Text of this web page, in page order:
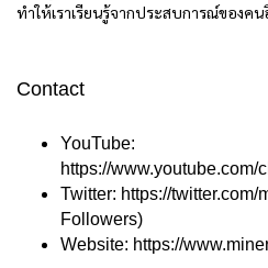
ทำให้เราเรียนรู้จากประสบการณ์ของค
Contact
YouTube:
https://
Twitter: https://twitter.com/
Followers)
Website: https://